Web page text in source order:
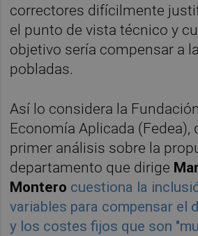
correctores difícilmente
el punto de vista técnico y
objetivo sería compensar a
pobladas.
Así lo considera la
Economía Aplicada (Fedea),
primer análisis sobre la
departamento que dirige
Montero cuestiona la
variables para compensar el
y los costes fijos que son